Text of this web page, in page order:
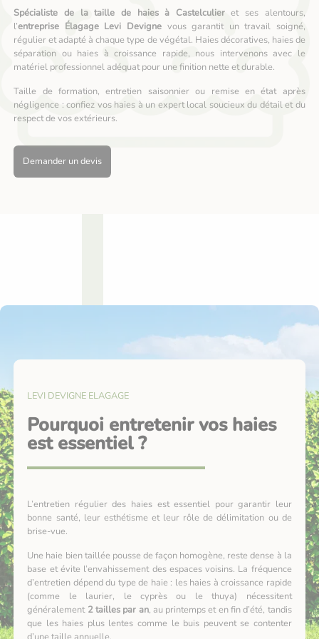
Spécialiste de la taille de haies à Castelculieret ses alentours,
l’entreprise Élagage Levi Devignevous garantit un travail soigné,
régulier et adapté à chaque type de végétal. Haies décoratives, haies de
séparation ou haies à croissance rapide, nous intervenons avec le
matériel professionnel adéquat pour une finition nette et durable.
Taille de formation, entretien saisonnier ou remise en état après
négligence : confiez vos haies à un expert local soucieux du détail et du
respect de vos extérieurs.
Demander un devis
LEVI DEVIGNE ELAGAGE
Pourquoi entretenir vos haies
est essentiel ?
L’entretien régulier des haies est essentiel pour garantir leur
bonne santé, leur esthétisme et leur rôle de délimitation ou de
brise-vue.
Une haie bien taillée pousse de façon homogène, reste dense à la
base et évite l’envahissement des espaces voisins. La fréquence
d’entretien dépend du type de haie : les haies à croissance rapide
(comme le laurier, le cyprès ou le thuya) nécessitent
généralement 2 tailles par an, au printemps et en fin d’été, tandis
que les haies plus lentes comme le buis peuvent se contenter